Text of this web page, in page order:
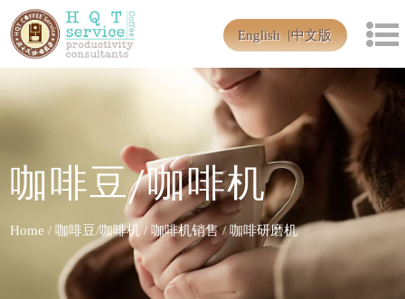
English 中文版
咖啡豆/咖啡机
Home / 咖啡豆/咖啡机/咖啡机销售/咖啡研磨机